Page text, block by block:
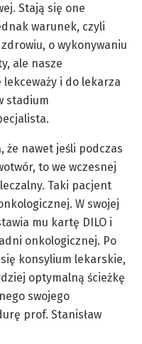
Stają się one
warunek, czyli
o wykonywaniu
ale nasze
i do lekarza
stadium
że nawet jeśli podczas
to we wczesnej
Taki pacjent
W swojej
mu kartę DILO i
onkologicznej. Po
konsylium lekarskie,
optymalną ścieżkę
swojego
prof. Stanisław